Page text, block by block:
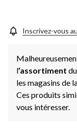
Inscrivez-vous
l’assortiment
les magasins de
Ces produits
vous intéresser.